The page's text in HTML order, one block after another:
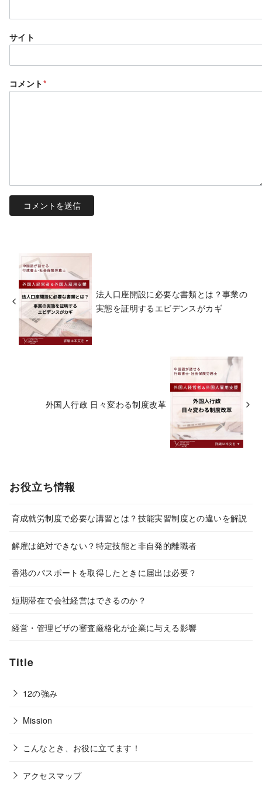
サイト
コメント*
法人口座開設に必要な書類とは？事業の
実態を証明するエビデンスがカギ
外国人行政 日々変わる制度改革
お役立ち情報
育成就労制度で必要な講習とは？技能実習制度との違いを解説
解雇は絶対できない？特定技能と非自発的離職者
香港のパスポートを取得したときに届出は必要？
短期滞在で会社経営はできるのか？
経営・管理ビザの審査厳格化が企業に与える影響
Title
12の強み
Mission
こんなとき、お役に立てます！
アクセスマップ